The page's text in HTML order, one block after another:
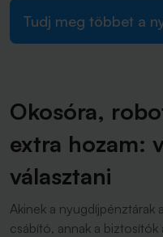
Tudj meg többet a
Okosóra,
extra hozam:
választani
Akinek a
csábító, annak a biztosítók